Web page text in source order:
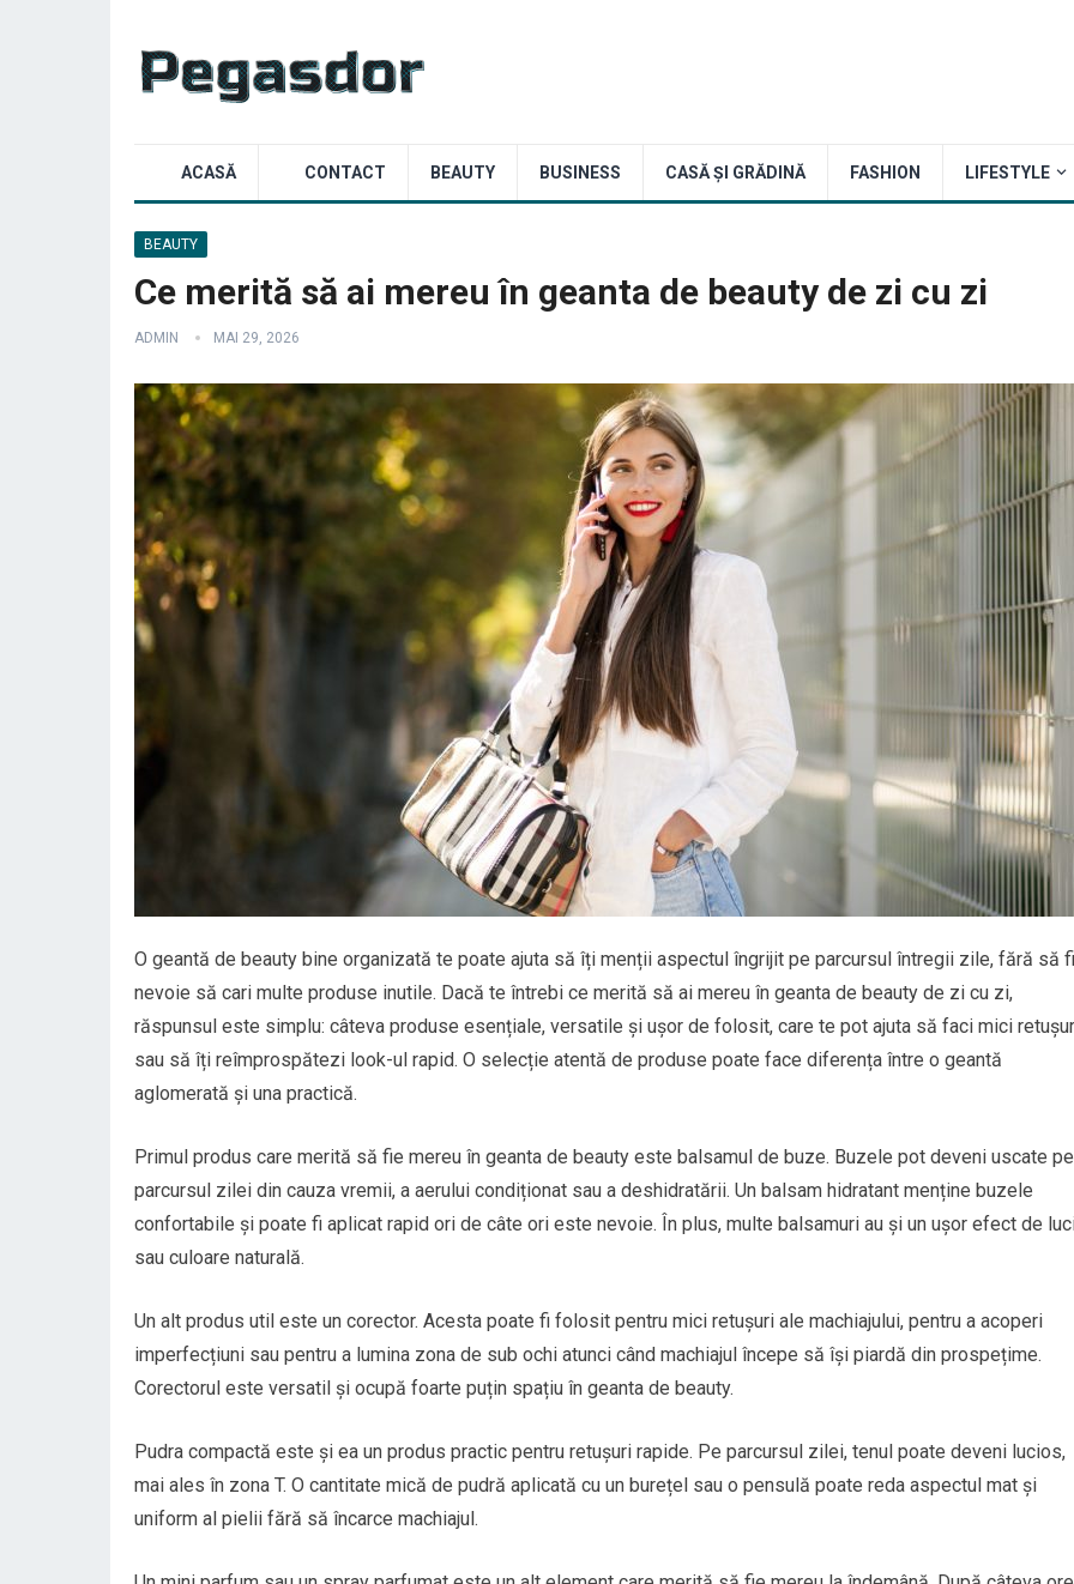
ACASĂ CONTACT BEAUTY BUSINESS CASĂ ȘI GRĂDINĂ FASHION LIFESTYLE
BEAUTY
Ce merită să ai mereu în geanta de beauty de zi cu zi
ADMIN MAI 29, 2026
O geantă de beauty bine organizată te poate ajuta să îți menții aspectul îngrijit pe parcursul întregii zile, fără să
nevoie să cari multe produse inutile. Dacă te întrebi ce merită să ai mereu în geanta de beauty de zi cu zi,
răspunsul este simplu: câteva produse esențiale, versatile și ușor de folosit, care te pot ajuta să faci mici
sau să îți reîmprospătezi look-ul rapid. O selecție atentă de produse poate face diferența între o geantă
aglomerată și una practică.
Primul produs care merită să fie mereu în geanta de beauty este balsamul de buze. Buzele pot deveni uscate pe
parcursul zilei din cauza vremii, a aerului condiționat sau a deshidratării. Un balsam hidratant menține buzele
confortabile și poate fi aplicat rapid ori de câte ori este nevoie. În plus, multe balsamuri au și un ușor efect de
sau culoare naturală.
Un alt produs util este un corector. Acesta poate fi folosit pentru mici retușuri ale machiajului, pentru a acoperi
imperfecțiuni sau pentru a lumina zona de sub ochi atunci când machiajul începe să își piardă din prospețime.
Corectorul este versatil și ocupă foarte puțin spațiu în geanta de beauty.
Pudra compactă este și ea un produs practic pentru retușuri rapide. Pe parcursul zilei, tenul poate deveni lucios,
mai ales în zona T. O cantitate mică de pudră aplicată cu un burețel sau o pensulă poate reda aspectul mat și
uniform al pielii fără să încarce machiajul.